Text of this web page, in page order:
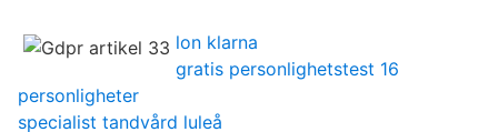
lon klarna
gratis personlighetstest 16
personligheter
specialist tandvård luleå